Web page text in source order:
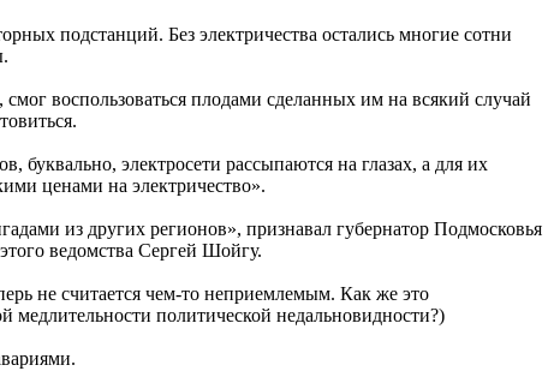
подстанций. Без электричества остались многие сотни
воспользоваться плодами сделанных им на всякий случай
электросети рассыпаются на глазах, а для их
ценами на электричество».
из других регионов», признавал губернатор Подмосковья
ведомства Сергей Шойгу.
не считается чем-то неприемлемым. Как же это
политической недальновидности?)